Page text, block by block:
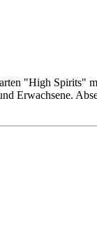
"High Spirits"
Erwachsene.